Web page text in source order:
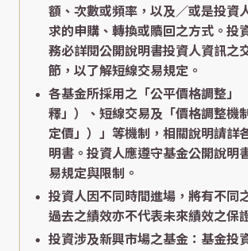
額、次數或頻率，以及／或是投資
求的申購、轉換或贖回之方式。投
務必詳閱公開說明書投資人資訊之
節，以了解短線交易規定。
各基金所採用之「公平價格調整」
釋」）、短線交易及「價格調整機
定價」）」等機制，相關說明請詳
明書。投資人應遵守基金公開說明
易規定與限制。
投資人因不同時間進場，將有不同
過去之績效亦不代表未來績效之保
投資涉及新興市場之基金：基金投